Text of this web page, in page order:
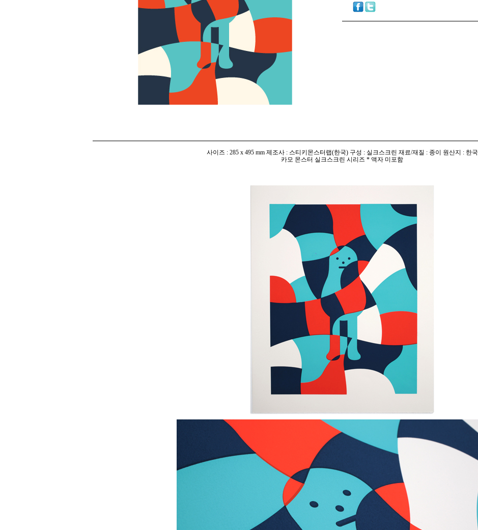
사이즈 : 285 x 495 mm 제조사 : 스티키몬스터랩(한국) 구성 : 실크스크린 재료/재질 : 종이 원산지 : 한국
카모 몬스터 실크스크린 시리즈 * 액자 미포함